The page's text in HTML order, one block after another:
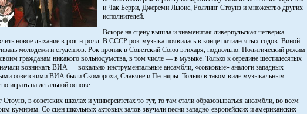
и Чак Берри, Джереми Льюис, Роллинг Стоунз и множество других
исполнителей.
Вскоре на сцену вышла и знаменитая ливерпульская четверка —
новое дыхание в рок-н-ролл. В СССР рок-музыка появилась в конце пятидесятых годов. Виной
молодежи и студентов. Рок проник в Советский Союз втихаря, подпольно. Политический режим
гражданам никакого вольнодумства, в том числе — в музыке. Только к середине шестидесятых
возникать ВИА — вокально-инструментальные ансамбли, «совковые» аналоги западных
советскими ВИА были Скоморохи, Славяне и Песняры. Только в таком виде музыкальным
играть на легальной основе.
в советских школах и университетах то тут, то там стали образовываться ансамбли, во всем
кумирам. Со сцен школьных актовых залов звучали песни западно-европейских и американских